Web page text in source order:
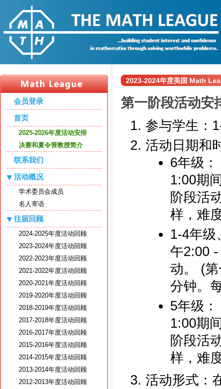
会员登录
首页
2025-2026年度活动安排
决赛和夏令营教授简介
联系我们
活动概况
学术委员会成员
名人寄语
往届回顾
2024-2025年度活动回顾
2023-2024年度活动回顾
2022-2023年度活动回顾
2021-2022年度活动回顾
2020-2021年度活动回顾
2019-2020年度活动回顾
2018-2019年度活动回顾
2017-2018年度活动回顾
2016-2017年度活动回顾
2015-2016年度活动回顾
2014-2015年度活动回顾
2013-2014年度活动回顾
2012-2013年度活动回顾
2023-2024年度美国 Math
第一阶段活动安
参与学生：
活动日期和
6年级
1:00期
阶段活
样，难
1-4年级
午2:00
动。 (
分钟。
5年级
1:00期
阶段活
样，难
活动形式：